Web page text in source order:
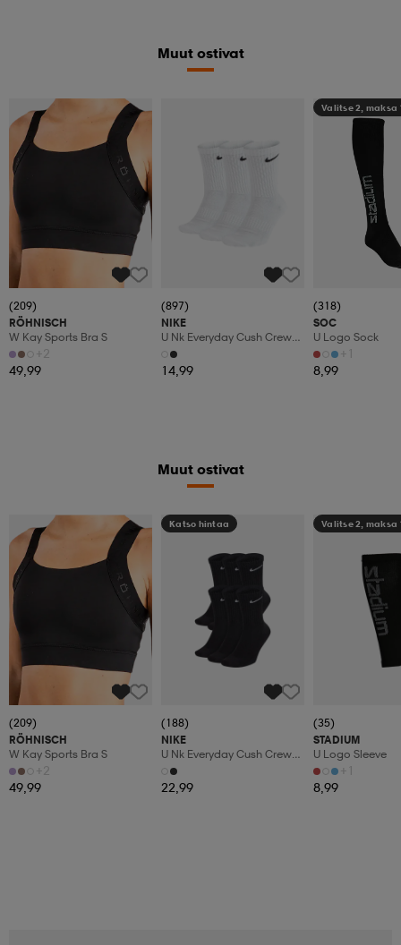
Muut ostivat
(209)
RÖHNISCH
W Kay Sports Bra S
+2
49,99
(897)
NIKE
U Nk Everyday Cush Crew
3pr
14,99
Valitse 2, maksa
(318)
SOC
U Logo Sock
+1
8,99
Muut ostivat
(209)
RÖHNISCH
W Kay Sports Bra S
+2
49,99
Katso hintaa
(188)
NIKE
U Nk Everyday Cush Crew
6pr-Bd
22,99
Valitse 2, maksa
(35)
STADIUM
U Logo Sleeve
+1
8,99